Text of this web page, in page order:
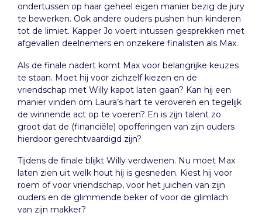
ondertussen op haar geheel eigen manier bezig de jury
te bewerken. Ook andere ouders pushen hun kinderen
tot de limiet. Kapper Jo voert intussen gesprekken met
afgevallen deelnemers en onzekere finalisten als Max.
Als de finale nadert komt Max voor belangrijke keuzes
te staan. Moet hij voor zichzelf kiezen en de
vriendschap met Willy kapot laten gaan? Kan hij een
manier vinden om Laura’s hart te veroveren en tegelijk
de winnende act op te voeren? En is zijn talent zo
groot dat de (financiële) opofferingen van zijn ouders
hierdoor gerechtvaardigd zijn?
Tijdens de finale blijkt Willy verdwenen. Nu moet Max
laten zien uit welk hout hij is gesneden. Kiest hij voor
roem of voor vriendschap, voor het juichen van zijn
ouders en de glimmende beker of voor de glimlach
van zijn makker?